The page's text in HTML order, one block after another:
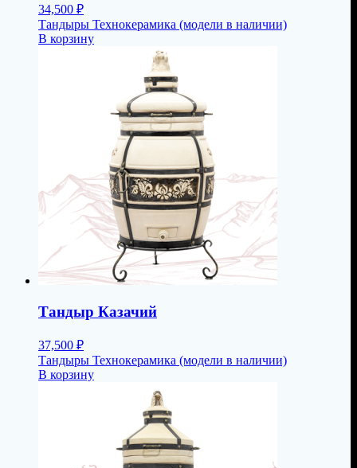
34,500 ₽
Тандыры Технокерамика (модели в наличии)
В корзину
Тандыр Казачий
37,500 ₽
Тандыры Технокерамика (модели в наличии)
В корзину